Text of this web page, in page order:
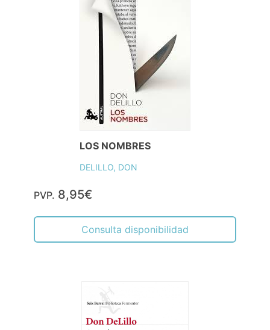
LOS NOMBRES
DELILLO, DON
PVP. 8,95€
Consulta disponibilidad